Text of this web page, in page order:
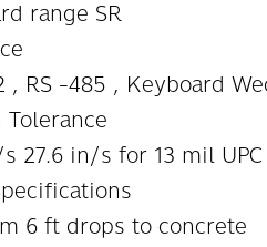
range SR
, RS -485 , Keyboard
27.6 in/s for 13 mil
6 ft drops to concrete